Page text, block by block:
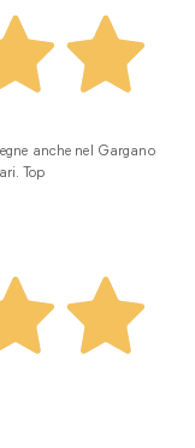
anche nel Gargano
Top